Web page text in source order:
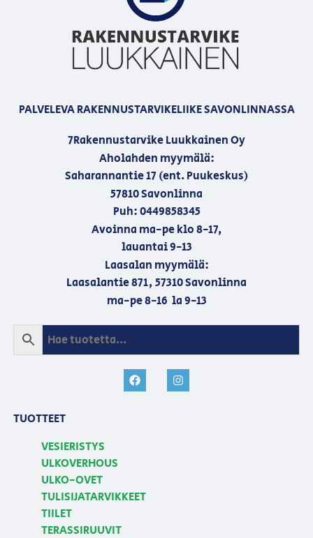
PALVELEVA RAKENNUSTARVIKELIIKE SAVONLINNASSA
7Rakennustarvike Luukkainen Oy
Aholahden myymälä:
Saharannantie 17 (ent. Puukeskus)
57810 Savonlinna
Puh: 0449858345
Avoinna ma-pe klo 8-17,
lauantai 9-13
Laasalan myymälä:
Laasalantie 871, 57310 Savonlinna
ma-pe 8-16 la 9-13
TUOTTEET
VESIERISTYS
ULKOVERHOUS
ULKO-OVET
TULISIJATARVIKKEET
TIILET
TERASSIRUUVIT